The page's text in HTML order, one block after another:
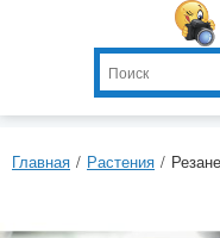
Главная / Растения /